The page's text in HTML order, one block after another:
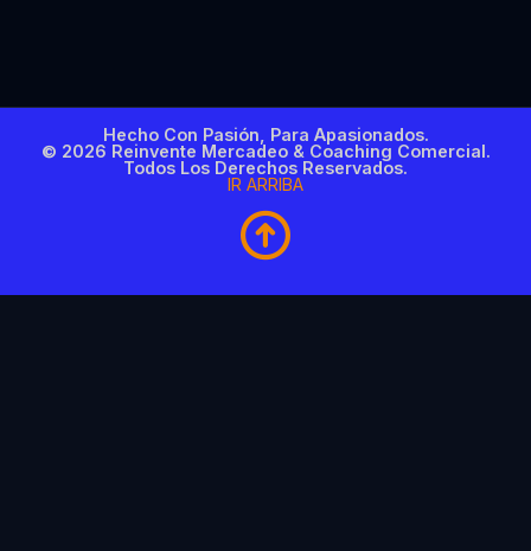
Hecho Con Pasión, Para Apasionados.
© 2026 Reinvente Mercadeo & Coaching Comercial.
Todos Los Derechos Reservados.
IR ARRIBA